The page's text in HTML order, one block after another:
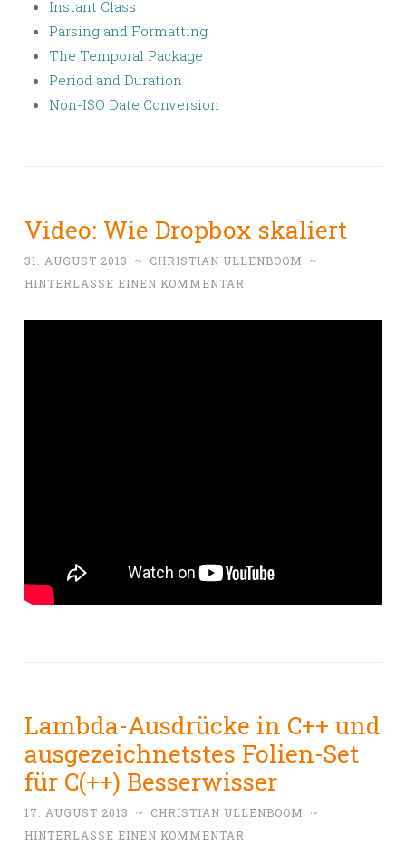
Instant Class
Parsing and Formatting
The Temporal Package
Period and Duration
Non-ISO Date Conversion
Video: Wie Dropbox skaliert
31. AUGUST 2013 ~ CHRISTIAN ULLENBOOM
~
HINTERLASSE EINEN KOMMENTAR
Lambda-Ausdrücke in C++ und
ausgezeichnetstes Folien-Set
für C(++) Besserwisser
17. AUGUST 2013 ~ CHRISTIAN ULLENBOOM
~
HINTERLASSE EINEN KOMMENTAR